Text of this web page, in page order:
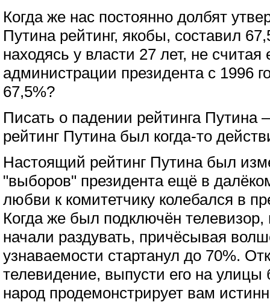
Когда же нас постоянно долбят
Путина рейтинг, якобы, составил
находясь у власти 27 лет, не считая
администрации президента с 1996
67,5%?
Писать о падении рейтинга Путина
рейтинг Путина был когда-то
Настоящий рейтинг Путина был
"выборов" президента ещё в
любви к комитетчику колебался в
Когда же был подключён
начали раздувать, причёсывая
узнаваемости стартанул до 70%.
телевидение, выпусти его на улицы
народ продемонстрирует вам